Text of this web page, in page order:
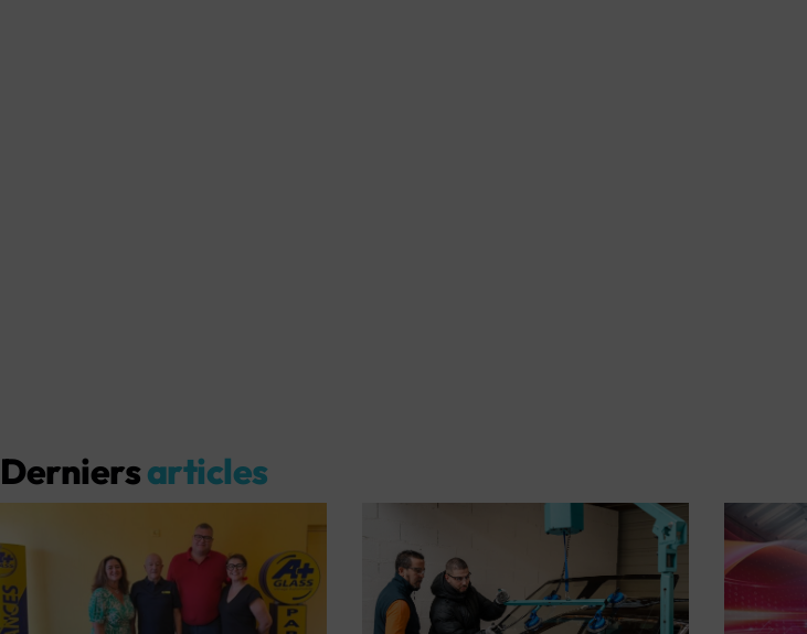
Derniersarticles